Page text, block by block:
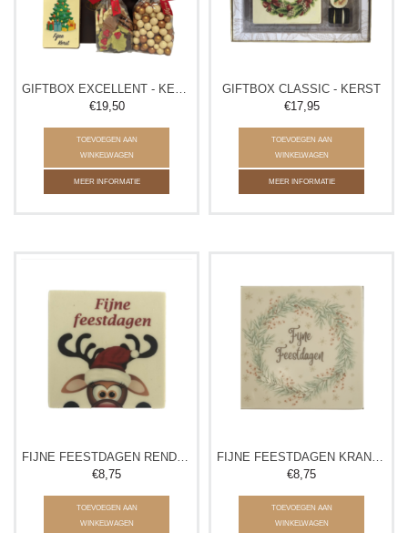
€19,50
TOEVOEGEN AAN
WINKELWAGEN
MEER INFORMATIE
GIFTBOX CLASSIC - KERST
€17,95
TOEVOEGEN AAN
WINKELWAGEN
MEER INFORMATIE
€8,75
TOEVOEGEN AAN
WINKELWAGEN
€8,75
TOEVOEGEN AAN
WINKELWAGEN